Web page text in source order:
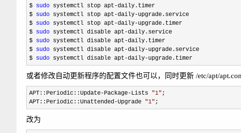
$ sudo systemctl stop apt-daily.timer
$ sudo systemctl stop apt-daily-upgrade.service
$ sudo systemctl stop apt-daily-upgrade.timer
$ sudo systemctl disable apt-daily.service
$ sudo systemctl disable apt-daily.timer
$ sudo systemctl disable apt-daily-upgrade.service
$ sudo systemctl disable apt-daily-upgrade.timer
或者修改自动更新程序的配置文件也可以，同时更新 /etc/apt/
APT::Periodic::Update-Package-Lists "1" ;
APT::Periodic::Unattended-Upgrade "1" ;
改为